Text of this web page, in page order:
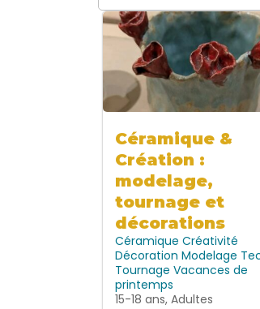
Céramique &
Création :
modelage,
tournage et
décorations
Céramique Créativité
Décoration Modelage
Tournage Vacances de
printemps
15-18 ans, Adultes